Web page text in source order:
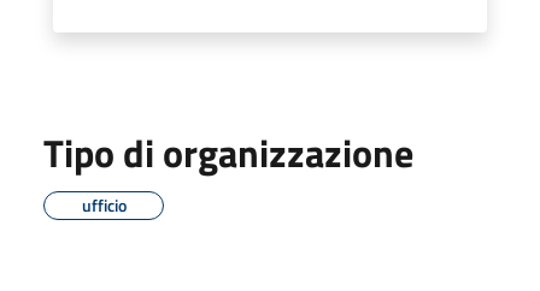
Tipo di organizzazione
ufficio